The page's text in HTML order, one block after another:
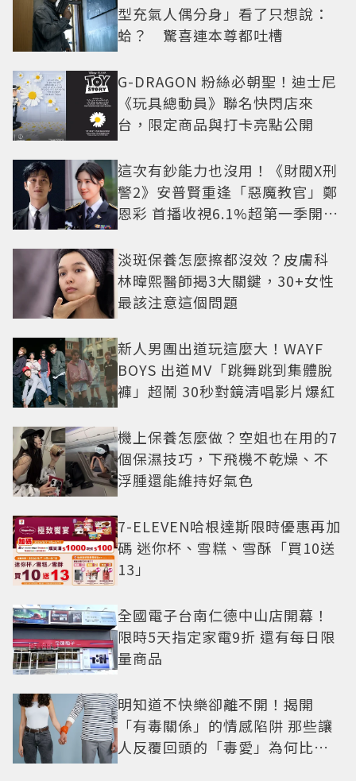
型充氣人偶分身」看了只想說：
蛤？ 驚喜連本尊都吐槽
G-DRAGON 粉絲必朝聖！迪士尼
《玩具總動員》聯名快閃店來
台，限定商品與打卡亮點公開
這次有鈔能力也沒用！《財閥X刑
警2》安普賢重逢「惡魔教官」鄭
恩彩 首播收視6.1%超第一季開紅
淡斑保養怎麼擦都沒效？皮膚科
林暐熙醫師揭3大關鍵，30+女性
最該注意這個問題
新人男團出道玩這麼大！WAYF
BOYS 出道MV「跳舞跳到集體脫
褲」超鬧 30秒對鏡清唱影片爆紅
機上保養怎麼做？空姐也在用的7
個保濕技巧，下飛機不乾燥、不
浮腫還能維持好氣色
7-ELEVEN哈根達斯限時優惠再加
碼 迷你杯、雪糕、雪酥「買10送
13」
全國電子台南仁德中山店開幕！
限時5天指定家電9折 還有每日限
量商品
明知道不快樂卻離不開！揭開
「有毒關係」的情感陷阱 那些讓
人反覆回頭的「毒愛」為何比菸